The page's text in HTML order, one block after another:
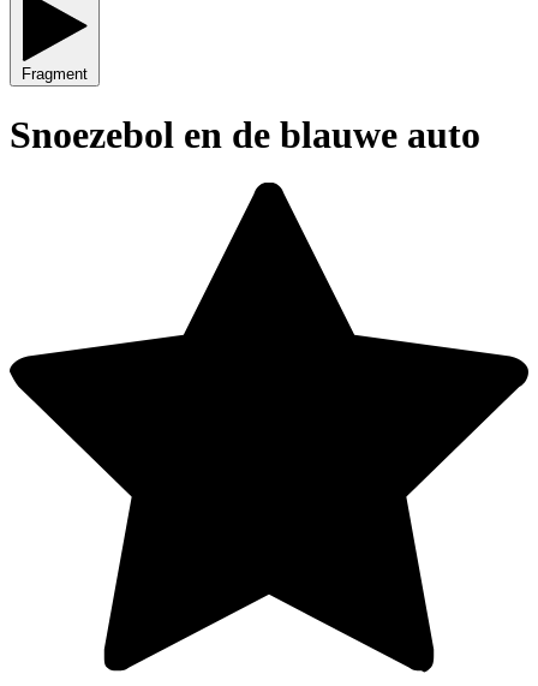
Fragment
Snoezebol en de blauwe auto